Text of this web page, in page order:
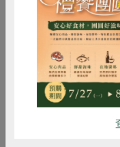
惜食
雞蛋 食